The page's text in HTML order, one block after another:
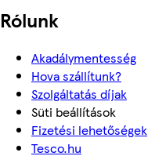
Rólunk
Akadálymentesség
Hova szállítunk?
Szolgáltatás díjak
Süti beállítások
Fizetési lehetőségek
Tesco.hu